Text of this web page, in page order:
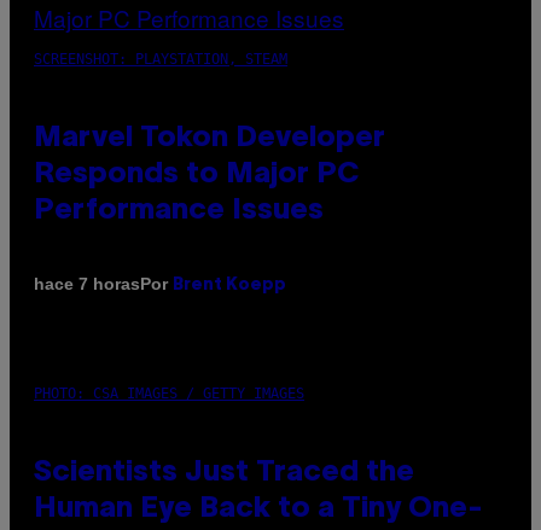
SCREENSHOT: PLAYSTATION, STEAM
Marvel Tokon Developer
Responds to Major PC
Performance Issues
hace 7 horasPor Brent Koepp
PHOTO: CSA IMAGES / GETTY IMAGES
Scientists Just Traced the
Human Eye Back to a Tiny One-